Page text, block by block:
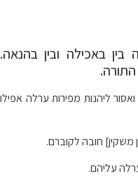
באכילה ובין בהנאה.
ליהנות מפירות ערלה אפילו
משקין] חובה לקוברם.
עליהם.